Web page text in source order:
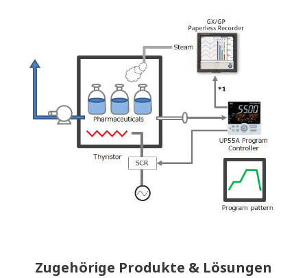
Zugehörige Produkte & Lösungen